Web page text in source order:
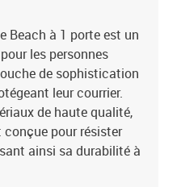
en toute sécurité et avec
en kit. Elles sont donc à
fourni dans la boîte.
Beach à 1 porte est un
les personnes
de sophistication
leur courrier.
de haute qualité,
pour résister
ainsi sa durabilité à